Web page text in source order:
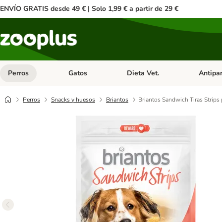
ENVÍO GRATIS desde 49 € | Solo 1,99 € a partir de 29 €
Perros Menú de categoria abierto: Perros
Gatos Menú de categoria abierto: Gatos
Dieta Vet. Menú
Perros Snacks y huesos Briantos Briantos Sandwich Tiras Strips